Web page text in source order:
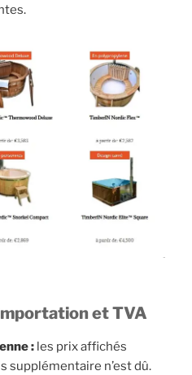
et TVA
: les prix affichés
supplémentaire n’est dû.